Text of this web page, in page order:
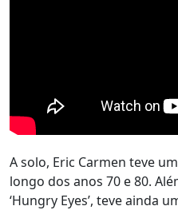
A solo, Eric Carmen teve
longo dos anos 70 e 80.
‘Hungry Eyes’, teve ainda